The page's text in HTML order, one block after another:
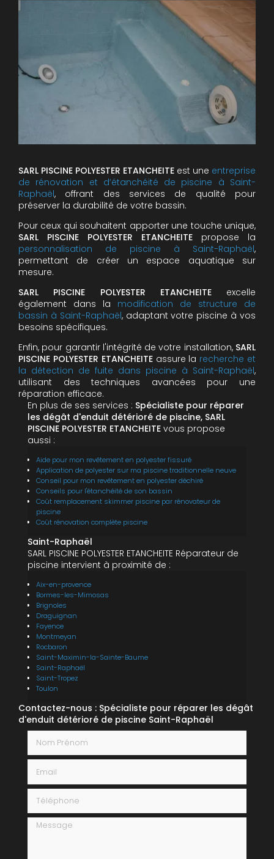
SARL PISCINE POLYESTER ETANCHEITE est une entreprise
de rénovation et d’étanchéité de piscine à Saint-
Raphaël, offrant des services de qualité pour
préserver la durabilité de votre bassin.
Pour ceux qui souhaitent apporter une touche unique,
SARL PISCINE POLYESTER ETANCHEITE propose la
personnalisation de piscine à Saint-Raphaël,
permettant de créer un espace aquatique sur
mesure.
SARL PISCINE POLYESTER ETANCHEITEexcelle
également dans la modification de structure de
bassin à Saint-Raphaël, adaptant votre piscine à vos
besoins spécifiques.
Enfin, pour garantir l'intégrité de votre installation, SARL
PISCINE POLYESTER ETANCHEITEassure la recherche et
la détection de fuite dans piscine à Saint-Raphaël,
utilisant des techniques avancées pour une
réparation efficace.
En plus de ses services : Spécialiste pour réparer
les dégât d'enduit détérioré de piscine, SARL
PISCINE POLYESTER ETANCHEITE vous propose
aussi :
Aide pour mon revêtement en polyester fissuré
Application de polyester sur ma piscine traditionnelle neuve
Conseil pour mon revêtement en polyester déchiré
Conseils pour l'étanchéité de son bassin
Coût remplacement skimmer piscine par rénovateur de
piscine
Coût rénovation complète piscine
Saint-Raphaël
SARL PISCINE POLYESTER ETANCHEITE Réparateur de
piscine intervient à proximité de :
Aix-en-provence
Bormes-les-Mimosas
Brignoles
Draguignan
Fayence
Montmeyan
Rocbaron
Saint-Maximin-la-Sainte-Baume
Saint-Raphaël
Saint-Tropez
Toulon
Contactez-nous : Spécialiste pour réparer les dégât
d'enduit détérioré de piscine Saint-Raphaël
Message